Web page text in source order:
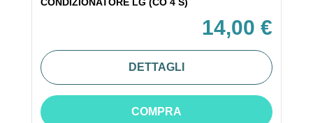
14,00 €
DETTAGLI
COMPRA